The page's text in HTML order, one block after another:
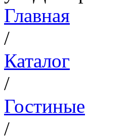
Главная
/
Каталог
/
Гостиные
/